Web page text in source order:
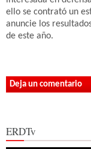
ello se contrató un
anuncie los
de este año.
Deja un comentario
ERDTv